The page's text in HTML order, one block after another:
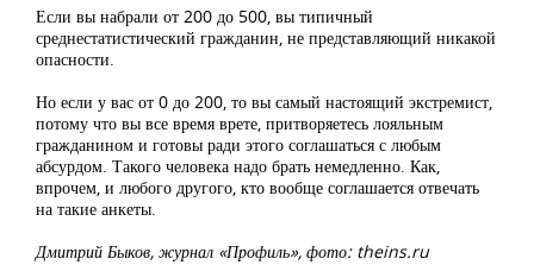
Если вы набрали от 200 до 500, вы типичный
среднестатистический гражданин, не представляющий никакой
опасности.
Но если у вас от 0 до 200, то вы самый настоящий экстремист,
потому что вы все время врете, притворяетесь лояльным
гражданином и готовы ради этого соглашаться с любым
абсурдом. Такого человека надо брать немедленно. Как,
впрочем, и любого другого, кто вообще соглашается отвечать
на такие анкеты.
Дмитрий Быков, журнал «Профиль», фото: theins.ru